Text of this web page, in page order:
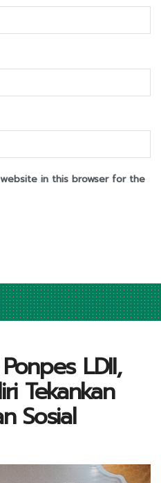
in this browser for the
LDII,
Tekankan
Sosial